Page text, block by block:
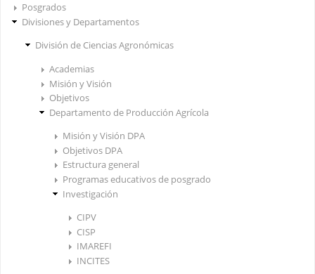
Posgrados
Divisiones y Departamentos
División de Ciencias Agronómicas
Academias
Misión y Visión
Objetivos
Departamento de Producción Agrícola
Misión y Visión DPA
Objetivos DPA
Estructura general
Programas educativos de posgrado
Investigación
CIPV
CISP
IMAREFI
INCITES